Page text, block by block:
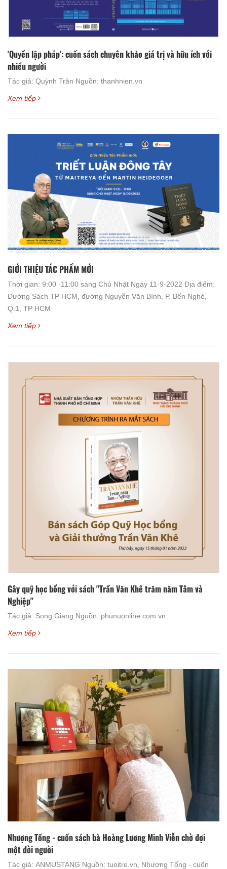
'Quyền lập pháp': cuốn sách chuyên khảo giá trị và hữu ích với
nhiều người
Tác giả: Quỳnh Trân Nguồn: thanhnien.vn
Xem tiếp
GIỚI THIỆU TÁC PHẨM MỚI
Thời gian: 9:00 -11:00 sáng Chủ Nhật Ngày 11-9-2022 Địa điểm:
Đường Sách TP HCM, đường Nguyễn Văn Bình, P. Bến Nghé,
Q.1, TP HCM
Xem tiếp
Gây quỹ học bổng với sách "Trần Văn Khê trăm năm Tâm và
Nghiệp"
Tác giả: Song Giang Nguồn: phunuonline.com.vn
Xem tiếp
Nhượng Tống - cuốn sách bà Hoàng Lương Minh Viễn chờ đợi
một đời người
Tác giả: ANMUSTANG Nguồn: tuoitre.vn, Nhượng Tống - cuốn